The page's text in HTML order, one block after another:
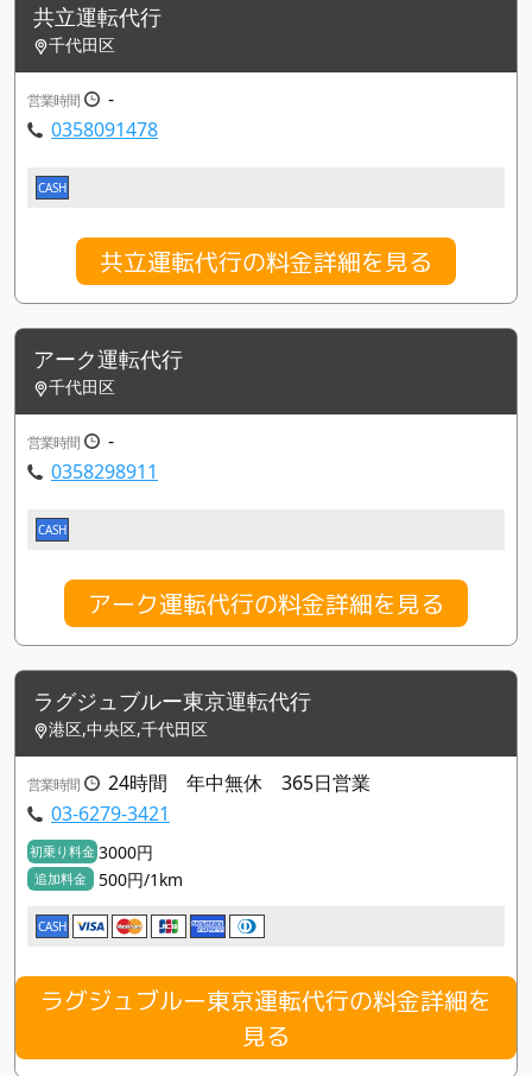
共立運転代行
千代田区
営業時間
-
0358091478
CASH
共立運転代行の料金詳細を見る
アーク運転代行
千代田区
営業時間
-
0358298911
CASH
アーク運転代行の料金詳細を見る
ラグジュブルー東京運転代行
港区,中央区,千代田区
営業時間
24時間 年中無休 365日営業
03-6279-3421
初乗り料金 3000円
追加料金 500円/1km
CASH
ラグジュブルー東京運転代行の料金詳細を
見る